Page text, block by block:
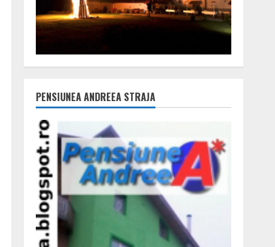
PENSIUNEA ANDREEA STRAJA